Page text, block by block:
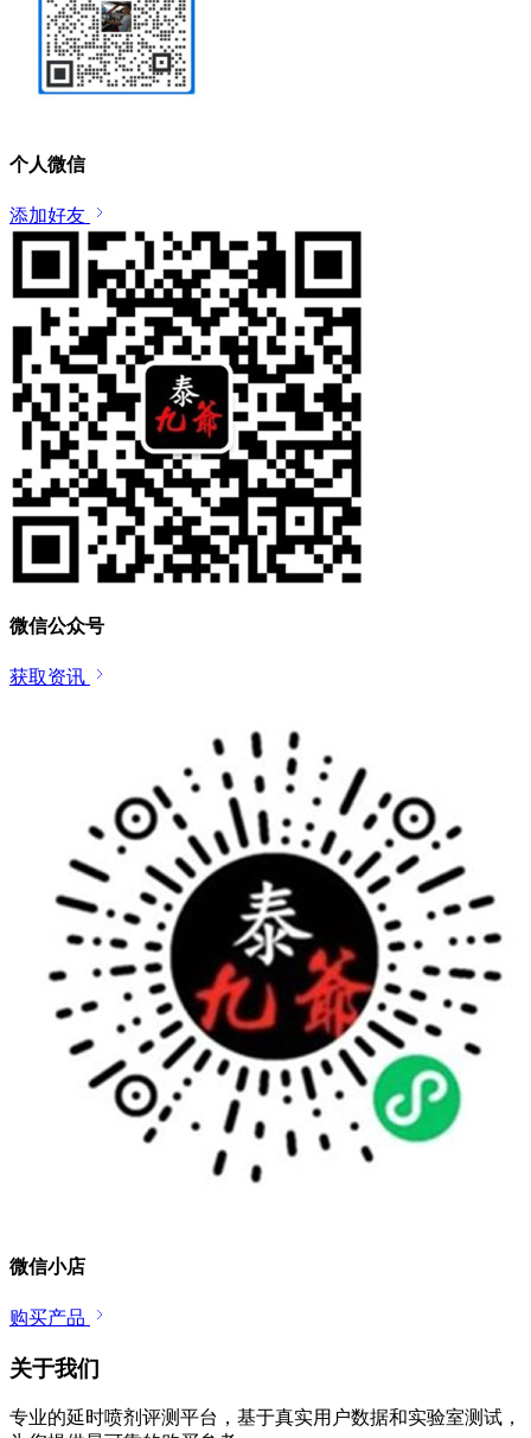
个人微信
添加好友
微信公众号
获取资讯
微信小店
购买产品
关于我们
专业的延时喷剂评测平台，基于真实用户数据和实验室测试，